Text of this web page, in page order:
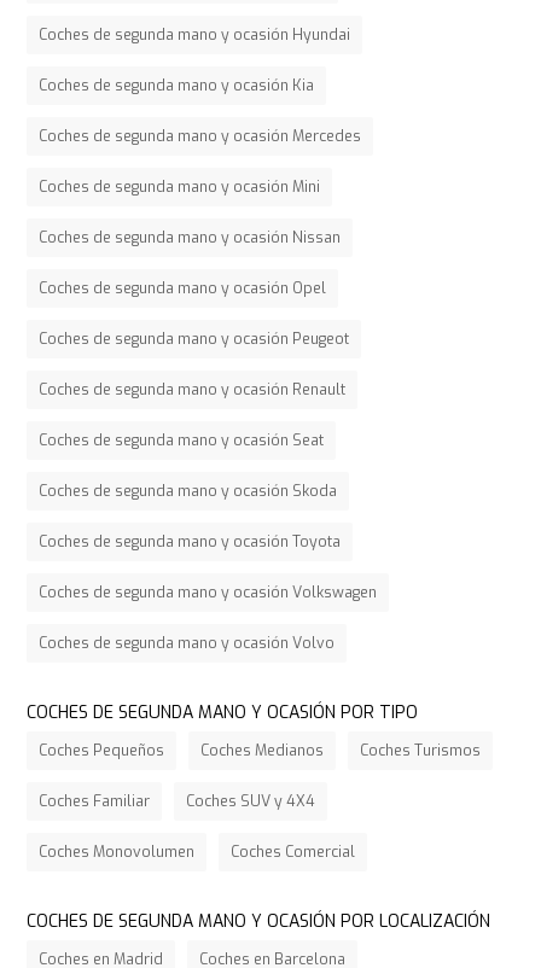
Coches de segunda mano y ocasión Hyundai
Coches de segunda mano y ocasión Kia
Coches de segunda mano y ocasión Mercedes
Coches de segunda mano y ocasión Mini
Coches de segunda mano y ocasión Nissan
Coches de segunda mano y ocasión Opel
Coches de segunda mano y ocasión Peugeot
Coches de segunda mano y ocasión Renault
Coches de segunda mano y ocasión Seat
Coches de segunda mano y ocasión Skoda
Coches de segunda mano y ocasión Toyota
Coches de segunda mano y ocasión Volkswagen
Coches de segunda mano y ocasión Volvo
COCHES DE SEGUNDA MANO Y OCASIÓN POR TIPO
Coches Pequeños Coches Medianos Coches Turismos
Coches Familiar Coches SUV y 4X4
Coches Monovolumen Coches Comercial
COCHES DE SEGUNDA MANO Y OCASIÓN POR LOCALIZACIÓN
Coches en Madrid Coches en Barcelona